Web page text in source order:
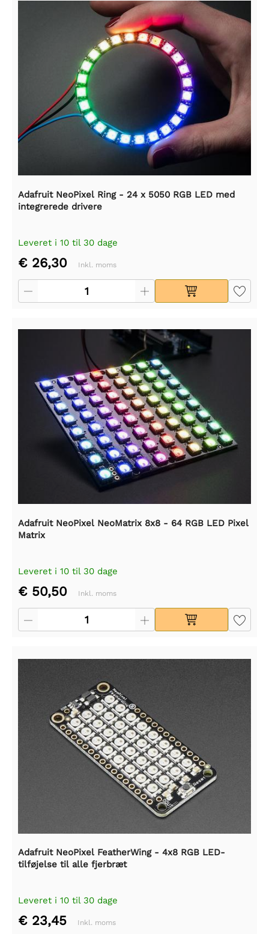
Adafruit NeoPixel Ring - 24 x 5050 RGB LED med
integrerede drivere
Leveret i 10 til 30 dage
€ 26,30 Inkl. moms
Adafruit NeoPixel NeoMatrix 8x8 - 64 RGB LED Pixel
Matrix
Leveret i 10 til 30 dage
€ 50,50 Inkl. moms
Adafruit NeoPixel FeatherWing - 4x8 RGB LED-
tilføjelse til alle fjerbræt
Leveret i 10 til 30 dage
€ 23,45 Inkl. moms